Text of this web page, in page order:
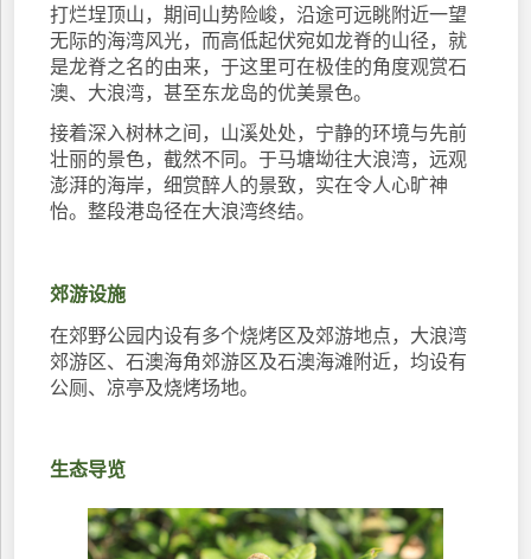
打烂埕顶山，期间山势险峻，沿途可远眺附近一望
无际的海湾风光，而高低起伏宛如龙脊的山径，就
是龙脊之名的由来，于这里可在极佳的角度观赏石
澳、大浪湾，甚至东龙岛的优美景色。
接着深入树林之间，山溪处处，宁静的环境与先前
壮丽的景色，截然不同。于马塘坳往大浪湾，远观
澎湃的海岸，细赏醉人的景致，实在令人心旷神
怡。整段港岛径在大浪湾终结。
郊游设施
在郊野公园内设有多个烧烤区及郊游地点，大浪湾
郊游区、石澳海角郊游区及石澳海滩附近，均设有
公厕、凉亭及烧烤场地。
生态导览